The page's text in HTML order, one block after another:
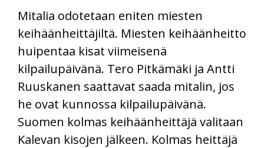
Mitalia odotetaan eniten miesten
keihäänheittäjiltä. Miesten keihäänheitto
huipentaa kisat viimeisenä
kilpailupäivänä. Tero Pitkämäki ja Antti
Ruuskanen saattavat saada mitalin, jos
he ovat kunnossa kilpailupäivänä.
Suomen kolmas keihäänheittäjä valitaan
Kalevan kisojen jälkeen. Kolmas heittäjä